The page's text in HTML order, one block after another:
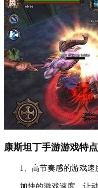
康斯坦丁手游游戏特
1、高节奏感的游戏速
加快的游戏速度，让动